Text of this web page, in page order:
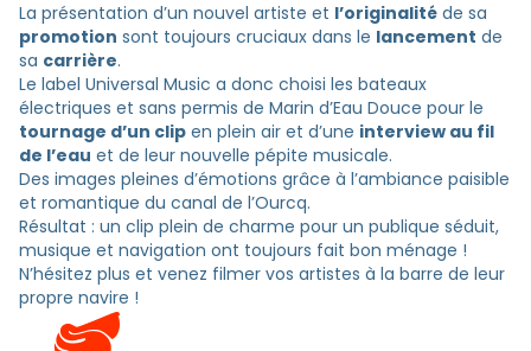
La présentation d’un nouvel artiste et l’originalité de sa
promotion sont toujours cruciaux dans le lancement de
sa carrière.
Le label Universal Music a donc choisi les bateaux
électriques et sans permis de Marin d’Eau Douce pour le
tournage d’un clip en plein air et d’une interview au fil
de l’eau et de leur nouvelle pépite musicale.
Des images pleines d’émotions grâce à l’ambiance paisible
et romantique du canal de l’Ourcq.
Résultat : un clip plein de charme pour un publique séduit,
musique et navigation ont toujours fait bon ménage !
N’hésitez plus et venez filmer vos artistes à la barre de leur
propre navire !